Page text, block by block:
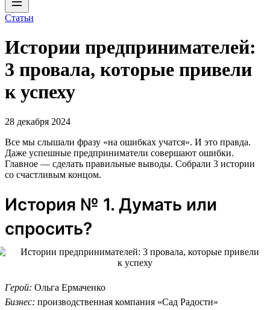
Статьи
Истории предпринимателей:
3 провала, которые привели
к успеху
28 декабря 2024
Все мы слышали фразу «на ошибках учатся». И это правда.
Даже успешные предприниматели совершают ошибки.
Главное — сделать правильные выводы. Собрали 3 истории
со счастливым концом.
История № 1. Думать или
спросить?
Герой: Ольга Ермаченко
Бизнес: производственная компания «Сад Радости»